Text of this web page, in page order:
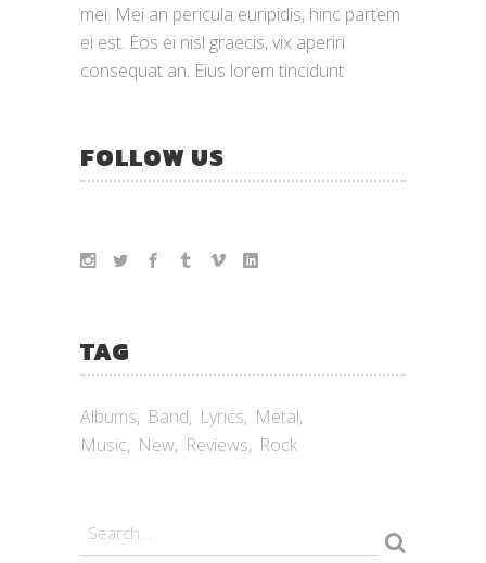
mei. Mei an pericula euripidis, hinc partem
ei est. Eos ei nisl graecis, vix aperiri
consequat an. Eius lorem tincidunt
FOLLOW US
TAG
Albums Band Lyrics Metal
Music New Reviews Rock